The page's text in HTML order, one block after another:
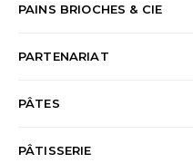
PAINS BRIOCHES & CIE
PARTENARIAT
PÂTES
PÂTISSERIE